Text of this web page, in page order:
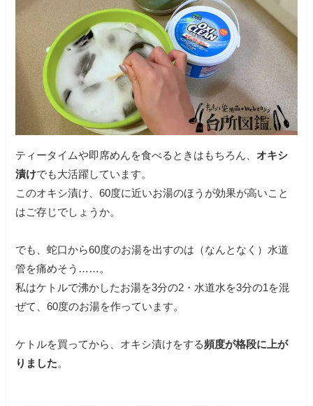
ティータイムや即席めんを食べるときはもちろん、オキシ
漬けでも大活躍しています。
このオキシ漬け、60度に近いお湯のほうが効果が高いこと
はご存じでしょうか。
でも、蛇口から60度のお湯を出すのは（なんとなく）水道
管を痛めそう……。
私はケトルで沸かしたお湯を3分の2・水道水を3分の1を混
ぜて、60度のお湯を作っています。
ケトルを買ってから、オキシ漬けをする頻度が格段に上が
りました。